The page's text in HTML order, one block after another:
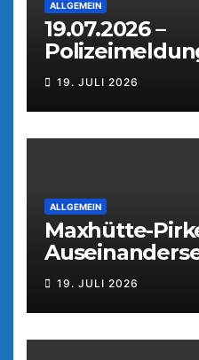
ALLGEMEIN
19.07.2026 –
Weiden
19. JULI 2026
ALLGEMEIN
Maxhütte-
Parkfest
19. JULI 2026